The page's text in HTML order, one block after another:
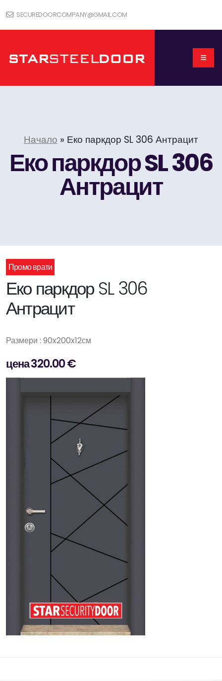
SECUREDOORCOMPANY@GMAIL.COM
Начало » Еко паркдор SL 306 Антрацит
Еко паркдор SL 306
Антрацит
Промо врати
Еко паркдор SL 306
Антрацит
Размери : 90x200x12см
цена 320.00 €